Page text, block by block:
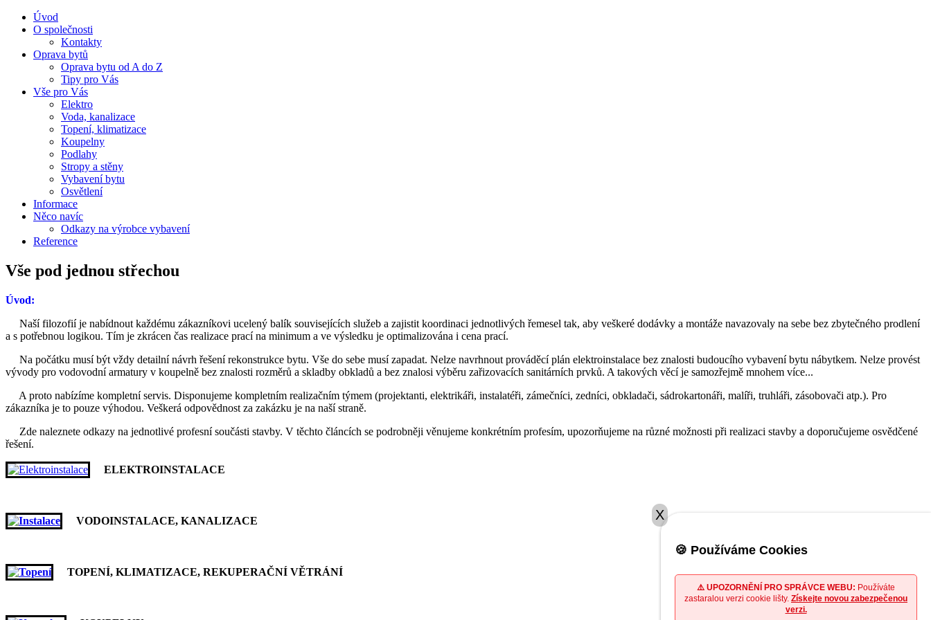
Úvod
O společnosti
Kontakty
Oprava bytů
Oprava bytu od A do Z
Tipy pro Vás
Vše pro Vás
Elektro
Voda, kanalizace
Topení, klimatizace
Koupelny
Podlahy
Stropy a stěny
Vybavení bytu
Osvětlení
Informace
Něco navíc
Odkazy na výrobce vybavení
Reference
Vše pod jednou střechou
Úvod:
Naší filozofií je nabídnout každému zákazníkovi ucelený balík souvisejících služeb a zajistit koordinaci jednotlivých řemesel tak, aby veškeré dodávky a montáže navazovaly na sebe bez zbytečného prodlení
a s potřebnou logikou. Tím je zkrácen čas realizace prací na minimum a ve výsledku je optimalizována i cena prací.
Na počátku musí být vždy detailní návrh řešení rekonstrukce bytu. Vše do sebe musí zapadat. Nelze navrhnout prováděcí plán elektroinstalace bez znalosti budoucího vybavení bytu nábytkem. Nelze provést
vývody pro vodovodní armatury v koupelně bez znalosti rozměrů a skladby obkladů a bez znalosi výběru zařizovacích sanitárních prvků. A takových věcí je samozřejmě mnohem více...
A proto nabízíme kompletní servis. Disponujeme kompletním realizačním týmem (projektanti, elektrikáři, instalatéři, zámečníci, zedníci, obkladači, sádrokartonáři, malíři, truhláři, zásobovači atp.). Pro
zákazníka je to pouze výhodou. Veškerá odpovědnost za zakázku je na naší straně.
Zde naleznete odkazy na jednotlivé profesní součásti stavby. V těchto článcích se podrobněji věnujeme konkrétním profesím, upozorňujeme na různé možnosti při realizaci stavby a doporučujeme osvědčené
řešení.
ELEKTROINSTALACE
VODOINSTALACE, KANALIZACE
TOPENÍ, KLIMATIZACE, REKUPERAČNÍ VĚTRÁNÍ
X
🍪 Používáme Cookies
⚠️ UPOZORNĚNÍ PRO SPRÁVCE WEBU: Používáte
zastaralou verzi cookie lišty. Získejte novou zabezpečenou
verzi.